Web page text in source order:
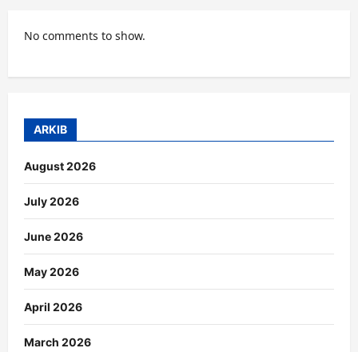
No comments to show.
ARKIB
August 2026
July 2026
June 2026
May 2026
April 2026
March 2026